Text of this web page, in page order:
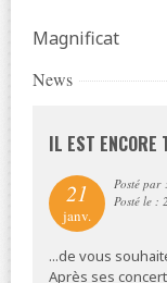
Magnificat
News
IL EST ENCORE
21
janv.
Posté par
Posté le :
...de vous
Après ses